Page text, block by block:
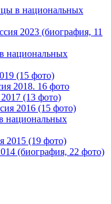
в национальных
2023 (биография, 11
национальных
(15 фото)
2018. 16 фото
(13 фото)
2016 (15 фото)
национальных
2015 (19 фото)
(биография, 22 фото)